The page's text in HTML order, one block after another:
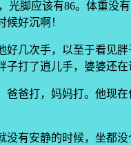
光脚应该有86。体重
好沉啊！
几次手，以至于看见
打了逍儿手，婆婆还在
爸打，妈妈打。他现
有安静的时候，坐都